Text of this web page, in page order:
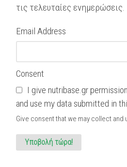
τις τελευταίες ενημερώσεις.
Email Address
Consent
I give nutribase.gr
and use my data submitted in
Give consent that we may collect and
Υποβολή τώρα!